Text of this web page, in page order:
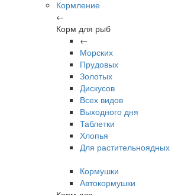
Кормление
←
Корм для рыб
←
Морских
Прудовых
Золотых
Дискусов
Всех видов
Выходного дня
Таблетки
Хлопья
Для растительноядных
Кормушки
Автокормушки